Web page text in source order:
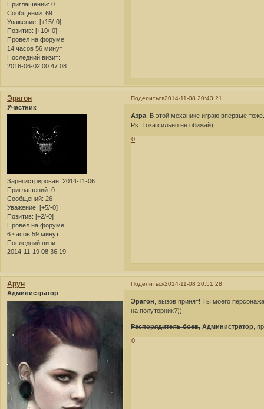
Приглашений: 0
Сообщений: 69
Уважение: [+15/-0]
Позитив: [+10/-0]
Провел на форуме:
14 часов 56 минут
Последний визит:
2016-06-02 00:47:08
Поделиться2014-11-08 20:43:21
Эрагон
Участник
Зарегистрирован: 2014-11-06
Приглашений: 0
Сообщений: 26
Уважение: [+5/-0]
Позитив: [+2/-0]
Провел на форуме:
6 часов 59 минут
Последний визит:
2014-11-19 08:36:19
Азра , В этой механике играю впервые
Ps: Тока сильно не обижай)
0
Поделиться2014-11-08 20:51:28
Арун
Администратор
Эрагон , вызов принят! Ты моего
на полуторник?))
Распорядитель боев, Администратор ,
0